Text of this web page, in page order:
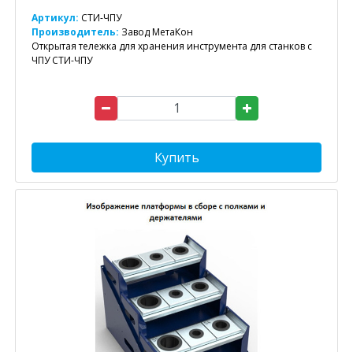
Артикул: СТИ-ЧПУ
Производитель: Завод МетаКон
Открытая тележка для хранения инструмента для станков с
ЧПУ СТИ-ЧПУ
Купить